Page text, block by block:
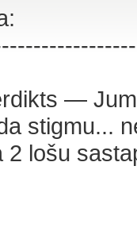
—
stigmu...
2 lošu